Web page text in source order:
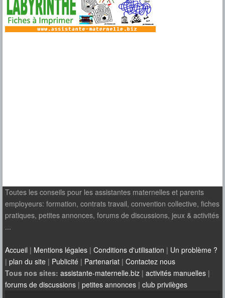
Toutes les conseils pour les assistantes maternelles et parents
employeurs: formation, contrats travail, convention collective, fiches
pratiques, petites annonces, forums de discussions, jeux & activités
...
Accueil | Mentions légales | Conditions d'utilisation | Un problème ?
| plan du site | Publicité | Partenariat | Contactez nous
Tous nos sites: assistante-maternelle.biz | activités manuelles |
forums de discussions | petites annonces | club privilèges